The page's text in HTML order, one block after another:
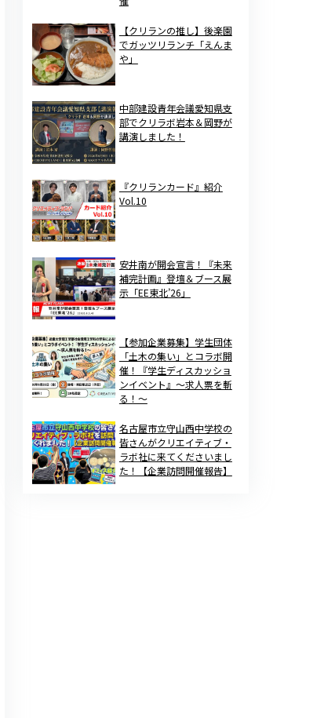
【クリランの推し】後楽園
でガッツリランチ「えんま
や」
中部建設青年会議愛知県支
部でクリラボ岩本＆岡野が
講演しました！
『クリランカード』紹介
Vol.10
安井南が開会宣言！『未来
補完計画』登壇＆ブース展
示「EE東北’26」
【参加企業募集】学生団体
「土木の集い」とコラボ開
催！『学生ディスカッショ
ンイベント』～求人票を斬
る！～
名古屋市立守山西中学校の
皆さんがクリエイティブ・
ラボ社に来てくださいまし
た！【企業訪問開催報告】